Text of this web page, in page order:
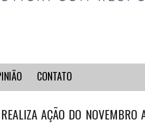
CONTATO
AÇÃO DO NOVEMBRO